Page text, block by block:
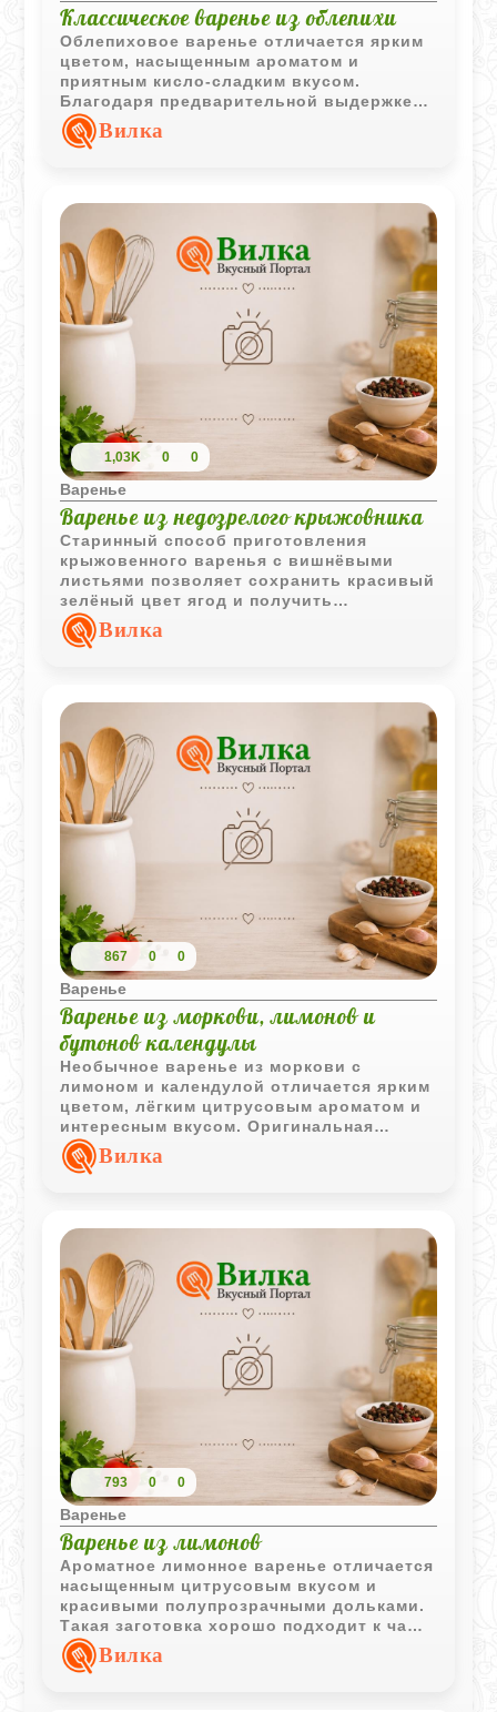
Классическое варенье из облепихи
Облепиховое варенье отличается ярким
цветом, насыщенным ароматом и
приятным кисло-сладким вкусом.
Благодаря предварительной выдержке
ягод в сиропе они хорошо
пропитываются и сохраняют свою
Вилка
1,03K 0 0
Варенье
Варенье из недозрелого крыжовника
Старинный способ приготовления
крыжовенного варенья с вишнёвыми
листьями позволяет сохранить красивый
зелёный цвет ягод и получить
насыщенный ароматный сироп.
Вилка
867 0 0
Варенье
Варенье из моркови, лимонов и
бутонов календулы
Необычное варенье из моркови с
лимоном и календулой отличается ярким
цветом, лёгким цитрусовым ароматом и
интересным вкусом. Оригинальная
заготовка для любителей нестандартных
домашних десертов.
Вилка
793 0 0
Варенье
Варенье из лимонов
Ароматное лимонное варенье отличается
насыщенным цитрусовым вкусом и
красивыми полупрозрачными дольками.
Такая заготовка хорошо подходит к чаю
и домашней выпечке.
Вилка